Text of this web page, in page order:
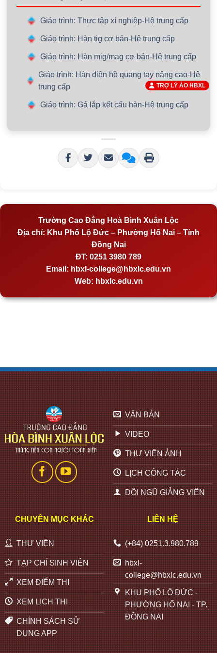
Giáo trình: Thực tập xí nghiệp-Hệ trung cấp
Giáo trình: Hàn tig cơ bản-Hệ trung cấp
Giáo trình: Hàn mig/mag cơ bản-Hệ trung cấp
Giáo trình: Hàn điện hồ quang tay nâng cao-Hệ
trung cấp
Giáo trình: Gá lắp kết cấu hàn-Hệ trung cấp
Trường Cao Đẳng Hoà Bình Xuân Lộc
Địa chỉ: Khu Phố Lộ Đức – Phường Hố Nai – Tỉnh
Đồng Nai
ĐT: 0251 3980 789
Email: hbxl-college@hbxlc.edu.vn
Web: hbxlc.edu.vn
VĂN BẢN
VIDEO
THƯ VIỆN ẢNH
LỊCH CÔNG TÁC
ĐỘI NGŨ GIẢNG VIÊN
CHUYÊN MỤC KHÁC
THƯ VIỆN
TẠP CHÍ SINH VIÊN
XEM ĐIỂM THI
XEM LỊCH THI
CHÍNH SÁCH SỬ
DỤNG APP
LIÊN HỆ
(+84) 0251.3.980.789
hbxl-
college@hbxlc.edu.vn
KHU PHỐ LỘ ĐỨC -
PHƯỜNG HỐ NAI - TP.
ĐỒNG NAI
TRỢ LÝ ẢO HBXL